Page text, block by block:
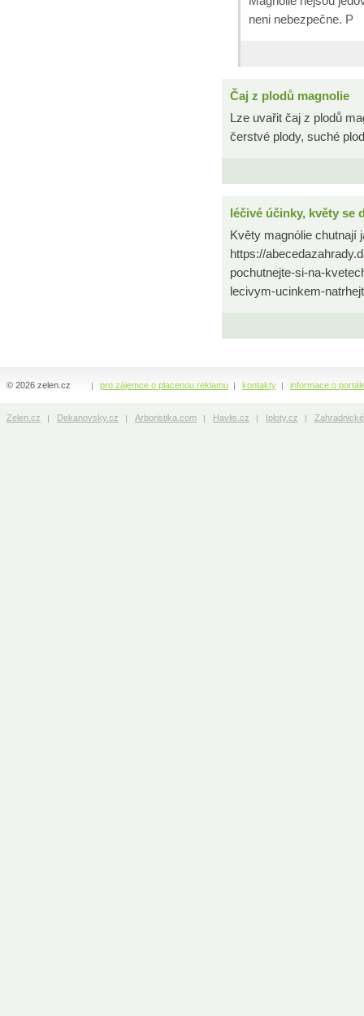
neni nebezpečne. P
Čaj z plodů magnolie
Lze uvařit čaj z plodů
čerstvé plody, suché
léčivé účinky, květy se
Květy magnólie chutnají
https://
pochutnejte-si-na-
lecivym-ucinkem-
pro zájemce o placenou reklamu kontakty informace o
© 2026 zelen.cz
Zelen.cz Dekanovsky.cz Arboristika.com Havlis.cz Iploty.cz